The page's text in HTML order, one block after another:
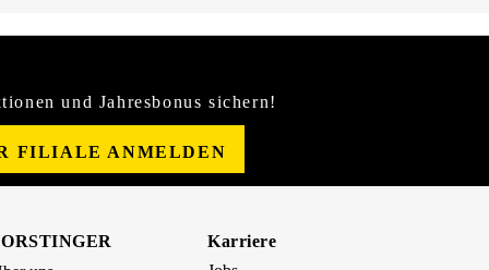
und Jahresbonus sichern!
FILIALE ANMELDEN
Karriere